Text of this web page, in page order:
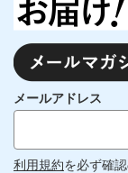
メールアドレス
利用規約を必ず確